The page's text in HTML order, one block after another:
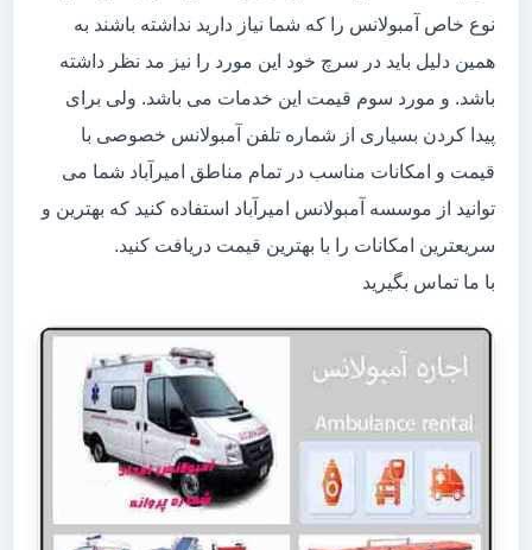
نوع خاص آمبولانس را که شما نیاز دارید نداشته باشند به
همین دلیل باید در سرچ خود این مورد را نیز مد نظر داشته
باشد. و مورد سوم قیمت این خدمات می باشد. ولی برای
پیدا کردن بسیاری از شماره تلفن آمبولانس خصوصی با
قیمت و امکانات مناسب در تمام مناطق امیرآباد شما می
توانید از موسسه آمبولانس امیرآباد استفاده کنید که بهترین و
سریعترین امکانات را با بهترین قیمت دریافت کنید.
با ما تماس بگیرید